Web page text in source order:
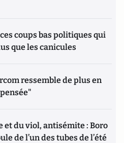
coups bas politiques qui
que les canicules
ressemble de plus en
du viol, antisémite : Boro
de l’un des tubes de l’été